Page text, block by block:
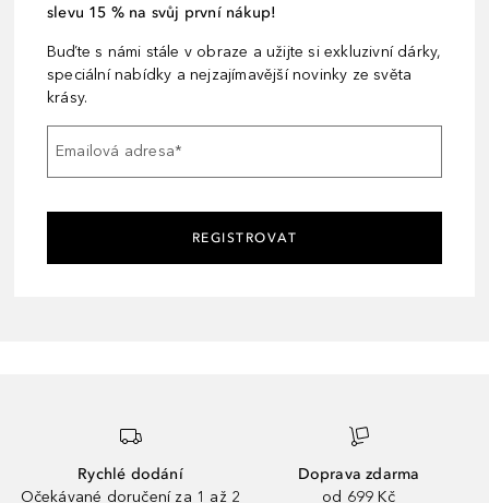
slevu 15 % na svůj první nákup!
Buďte s námi stále v obraze a užijte si exkluzivní dárky,
speciální nabídky a nejzajímavější novinky ze světa
krásy.
Emailová adresa*
REGISTROVAT
Rychlé dodání
Očekávané doručení za 1 až 2
Doprava zdarma
od 699 Kč